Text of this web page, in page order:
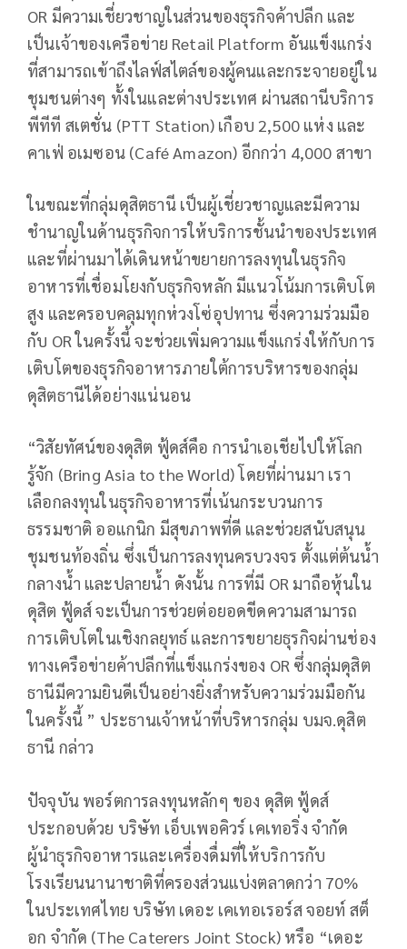
OR มีความเชี่ยวชาญในส่วนของธุรกิจค้าปลีก และ
เป็นเจ้าของเครือข่าย Retail Platform อันแข็งแกร่ง
ที่สามารถเข้าถึงไลฟ์สไตล์ของผู้คนและกระจายอยู่ใน
ชุมชนต่างๆ ทั้งในและต่างประเทศ ผ่านสถานีบริการ
พีทีที สเตชั่น (PTT Station) เกือบ 2,500 แห่ง และ
คาเฟ่ อเมซอน (Café Amazon) อีกกว่า 4,000 สาขา
ในขณะที่กลุ่มดุสิตธานี เป็นผู้เชี่ยวชาญและมีความ
ชำนาญในด้านธุรกิจการให้บริการชั้นนำของประเทศ
และที่ผ่านมาได้เดินหน้าขยายการลงทุนในธุรกิจ
อาหารที่เชื่อมโยงกับธุรกิจหลัก มีแนวโน้มการเติบโต
สูง และครอบคลุมทุกห่วงโซ่อุปทาน ซึ่งความร่วมมือ
กับ OR ในครั้งนี้ จะช่วยเพิ่มความแข็งแกร่งให้กับการ
เติบโตของธุรกิจอาหารภายใต้การบริหารของกลุ่ม
ดุสิตธานีได้อย่างแน่นอน
“วิสัยทัศน์ของดุสิต ฟู้ดส์คือ การนำเอเชียไปให้โลก
รู้จัก (Bring Asia to the World) โดยที่ผ่านมา เรา
เลือกลงทุนในธุรกิจอาหารที่เน้นกระบวนการ
ธรรมชาติ ออแกนิก มีสุขภาพที่ดี และช่วยสนับสนุน
ชุมชนท้องถิ่น ซึ่งเป็นการลงทุนครบวงจร ตั้งแต่ต้นน้ำ
กลางน้ำ และปลายน้ำ ดังนั้น การที่มี OR มาถือหุ้นใน
ดุสิต ฟู้ดส์ จะเป็นการช่วยต่อยอดขีดความสามารถ
การเติบโตในเชิงกลยุทธ์ และการขยายธุรกิจผ่านช่อง
ทางเครือข่ายค้าปลีกที่แข็งแกร่งของ OR ซึ่งกลุ่มดุสิต
ธานีมีความยินดีเป็นอย่างยิ่งสำหรับความร่วมมือกัน
ในครั้งนี้ ” ประธานเจ้าหน้าที่บริหารกลุ่ม บมจ.ดุสิต
ธานี กล่าว
ปัจจุบัน พอร์ตการลงทุนหลักๆ ของ ดุสิต ฟู้ดส์
ประกอบด้วย บริษัท เอ็บเพอคิวร์ เคเทอริ่ง จำกัด
ผู้นำธุรกิจอาหารและเครื่องดื่มที่ให้บริการกับ
โรงเรียนนานาชาติที่ครองส่วนแบ่งตลาดกว่า 70%
ในประเทศไทย บริษัท เดอะ เคเทอเรอร์ส จอยท์ สต็
อก จำกัด (The Caterers Joint Stock) หรือ “เดอะ